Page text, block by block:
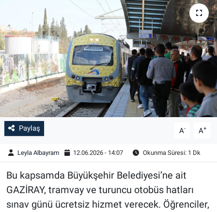
Paylaş A- A+
Leyla Albayram 12.06.2026 - 14:07 Okunma Süresi: 1 Dk
Bu kapsamda Büyükşehir Belediyesi’ne ait
GAZİRAY, tramvay ve turuncu otobüs hatları
sınav günü ücretsiz hizmet verecek. Öğrenciler,
KÜLTÜR - SANAT